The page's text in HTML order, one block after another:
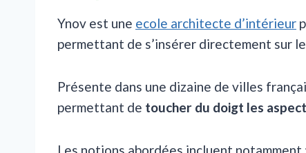
Ynov est une ecole architecte d’intérieur
permettant de s’insérer directement sur le
Présente dans une dizaine de villes
permettant de toucher du doigt les